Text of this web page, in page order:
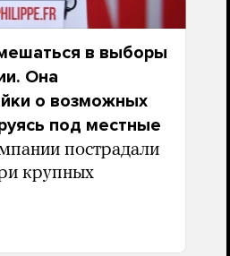
в выборы
Она
о возможных
под местные
пострадали
крупных